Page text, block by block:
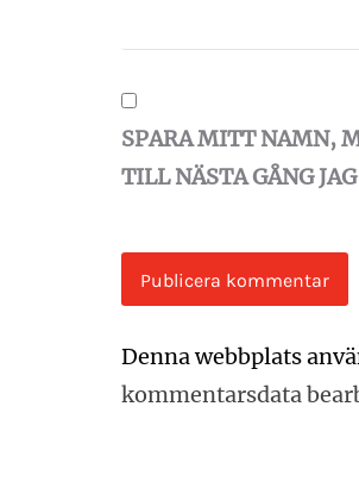
SPARA MITT NAMN,
TILL NÄSTA GÅNG
Denna webbplats
kommentarsdata